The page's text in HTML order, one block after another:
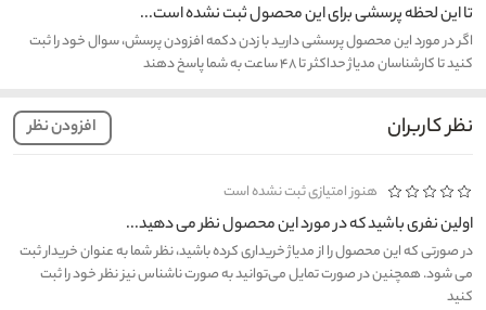
تا این لحظه پرسشی برای این محصول ثبت نشده است...
اگر در مورد این محصول پرسشی دارید با زدن دکمه افزودن پرسش، سوال خود را ثبت
کنید تا کارشناسان مدیاژ حداکثر تا ۴۸ ساعت به شما پاسخ دهند
نظر کاربران افزودن نظر
هنوز امتیازی ثبت نشده است
اولین نفری باشید که در مورد این محصول نظر می دهید...
در صورتی که این محصول را از مدیاژ خریداری کرده باشید، نظر شما به عنوان خریدار ثبت
می شود. همچنین در صورت تمایل می‌توانید به صورت ناشناس نیز نظر خود را ثبت
کنید